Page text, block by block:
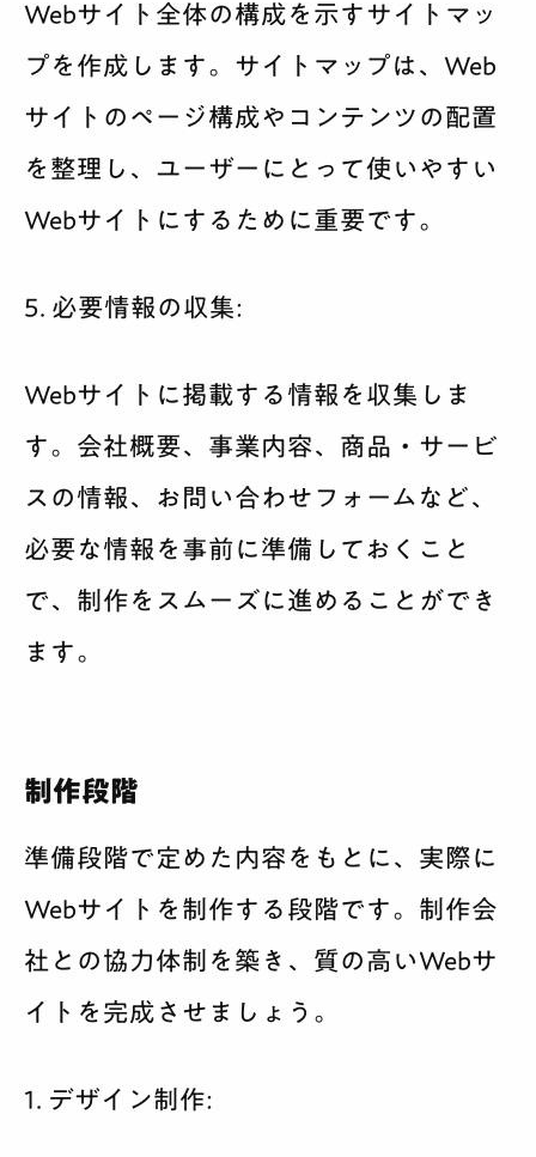
Webサイト全体の構成を示すサイトマッ
プを作成します。サイトマップは、Web
サイトのページ構成やコンテンツの配置
を整理し、ユーザーにとって使いやすい
Webサイトにするために重要です。
5. 必要情報の収集:
Webサイトに掲載する情報を収集しま
す。会社概要、事業内容、商品・サービ
スの情報、お問い合わせフォームなど、
必要な情報を事前に準備しておくこと
で、制作をスムーズに進めることができ
ます。
制作段階
準備段階で定めた内容をもとに、実際に
Webサイトを制作する段階です。制作会
社との協力体制を築き、質の高いWebサ
イトを完成させましょう。
1. デザイン制作: